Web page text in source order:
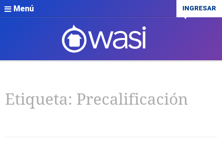
Menú INGRESAR
Etiqueta: Precalificación